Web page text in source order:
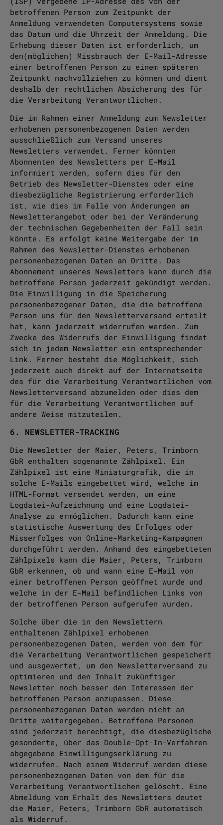
betroffenen Person zum Zeitpunkt der
Anmeldung verwendeten Computersystems sowie
das Datum und die Uhrzeit der Anmeldung. Die
Erhebung dieser Daten ist erforderlich, um
den(möglichen) Missbrauch der E-Mail-Adresse
einer betroffenen Person zu einem späteren
Zeitpunkt nachvollziehen zu können und dient
deshalb der rechtlichen Absicherung des für
die Verarbeitung Verantwortlichen.
Die im Rahmen einer Anmeldung zum Newsletter
erhobenen personenbezogenen Daten werden
ausschließlich zum Versand unseres
Newsletters verwendet. Ferner könnten
Abonnenten des Newsletters per E-Mail
informiert werden, sofern dies für den
Betrieb des Newsletter-Dienstes oder eine
diesbezügliche Registrierung erforderlich
ist, wie dies im Falle von Änderungen am
Newsletterangebot oder bei der Veränderung
der technischen Gegebenheiten der Fall sein
könnte. Es erfolgt keine Weitergabe der im
Rahmen des Newsletter-Dienstes erhobenen
personenbezogenen Daten an Dritte. Das
Abonnement unseres Newsletters kann durch die
betroffene Person jederzeit gekündigt werden.
Die Einwilligung in die Speicherung
personenbezogener Daten, die die betroffene
Person uns für den Newsletterversand erteilt
hat, kann jederzeit widerrufen werden. Zum
Zwecke des Widerrufs der Einwilligung findet
sich in jedem Newsletter ein entsprechender
Link. Ferner besteht die Möglichkeit, sich
jederzeit auch direkt auf der Internetseite
des für die Verarbeitung Verantwortlichen vom
Newsletterversand abzumelden oder dies dem
für die Verarbeitung Verantwortlichen auf
andere Weise mitzuteilen.
6. NEWSLETTER-TRACKING
Die Newsletter der Maier, Peters, Trimborn
GbR enthalten sogenannte Zählpixel. Ein
Zählpixel ist eine Miniaturgrafik, die in
solche E-Mails eingebettet wird, welche im
HTML-Format versendet werden, um eine
Logdatei-Aufzeichnung und eine Logdatei-
Analyse zu ermöglichen. Dadurch kann eine
statistische Auswertung des Erfolges oder
Misserfolges von Online-Marketing-Kampagnen
durchgeführt werden. Anhand des eingebetteten
Zählpixels kann die Maier, Peters, Trimborn
GbR erkennen, ob und wann eine E-Mail von
einer betroffenen Person geöffnet wurde und
welche in der E-Mail befindlichen Links von
der betroffenen Person aufgerufen wurden.
Solche über die in den Newslettern
enthaltenen Zählpixel erhobenen
personenbezogenen Daten, werden von dem für
die Verarbeitung Verantwortlichen gespeichert
und ausgewertet, um den Newsletterversand zu
optimieren und den Inhalt zukünftiger
Newsletter noch besser den Interessen der
betroffenen Person anzupassen. Diese
personenbezogenen Daten werden nicht an
Dritte weitergegeben. Betroffene Personen
sind jederzeit berechtigt, die diesbezügliche
gesonderte, über das Double-Opt-In-Verfahren
abgegebene Einwilligungserklärung zu
widerrufen. Nach einem Widerruf werden diese
personenbezogenen Daten von dem für die
Verarbeitung Verantwortlichen gelöscht. Eine
Abmeldung vom Erhalt des Newsletters deutet
die Maier, Peters, Trimborn GbR automatisch
als Widerruf.